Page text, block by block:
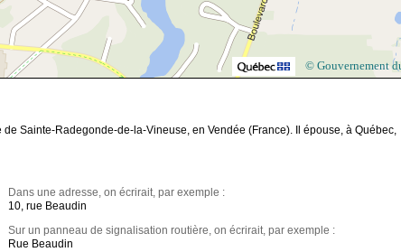
© Gouvernement
Sainte-Radegonde-de-la-Vineuse, en Vendée (France). Il épouse, à Québec,
Dans une adresse, on écrirait, par exemple :
10, rue Beaudin
Sur un panneau de signalisation routière, on écrirait, par exemple :
Rue Beaudin